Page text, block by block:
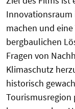
Innovationsraum
machen und
bergbaulichen
Fragen von
Klimaschutz
historisch
Tourismusregion